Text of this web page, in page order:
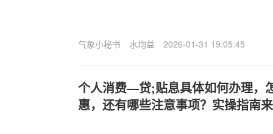
气象小秘书 水均益 2026-01-31 19:05:45
个人消费—贷;贴息具体如何办理，
惠，还有哪些注意事项？实操指南